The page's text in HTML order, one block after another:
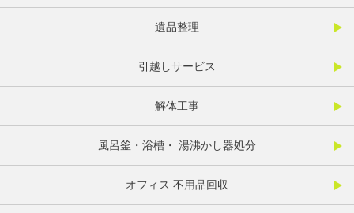
遺品整理
引越しサービス
解体工事
風呂釜・浴槽・ 湯沸かし器処分
オフィス 不用品回収